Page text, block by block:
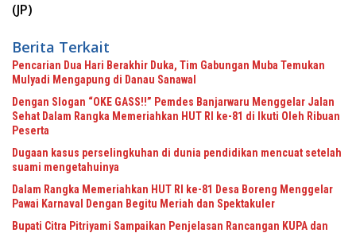
(JP)
Berita Terkait
Pencarian Dua Hari Berakhir Duka, Tim Gabungan Muba Temukan
Mulyadi Mengapung di Danau Sanawal
Dengan Slogan “OKE GASS!!” Pemdes Banjarwaru Menggelar Jalan
Sehat Dalam Rangka Memeriahkan HUT RI ke-81 di Ikuti Oleh Ribuan
Peserta
Dugaan kasus perselingkuhan di dunia pendidikan mencuat setelah
suami mengetahuinya
Dalam Rangka Memeriahkan HUT RI ke-81 Desa Boreng Menggelar
Pawai Karnaval Dengan Begitu Meriah dan Spektakuler
Bupati Citra Pitriyami Sampaikan Penjelasan Rancangan KUPA dan